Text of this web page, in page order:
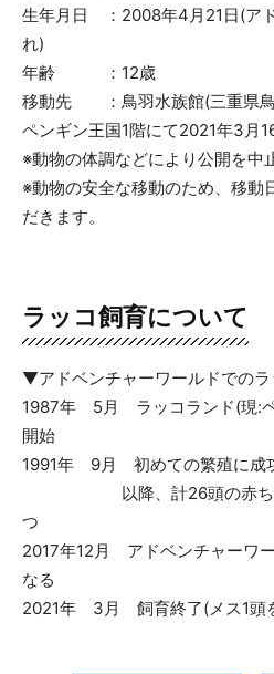
生年月日 ：2008年4月21日(ア
れ)
年齢 ：12歳
移動先 ：鳥羽水族館(三重県
ペンギン王国1階にて2021年3月
※動物の体調などにより公開を中
※動物の安全な移動のため、移動
だきます。
ラッコ飼育について
▼アドベンチャーワールドでのラ
1987年 5月 ラッコランド(現:
開始
1991年 9月 初めての繁殖に成
以降、計26頭の赤ちゃ
つ
2017年12月 アドベンチャーワ
なる
2021年 3月 飼育終了(メス1頭